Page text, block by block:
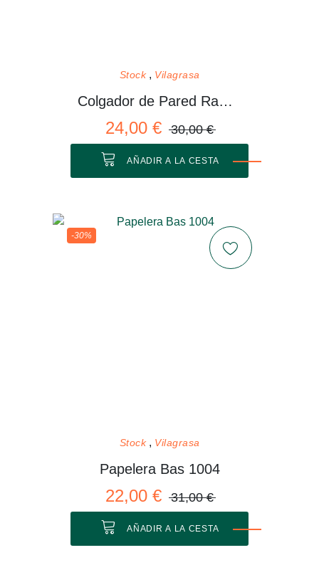
Stock Vilagrasa
Colgador de Pared Rama 01 M
24,00 € 30,00 €
AÑADIR A LA CESTA
-30%
Stock Vilagrasa
Papelera Bas 1004
22,00 € 31,00 €
AÑADIR A LA CESTA